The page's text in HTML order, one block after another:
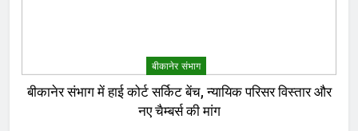
बीकानेर संभाग
बीकानेर संभाग में हाई कोर्ट सर्किट बेंच, न्यायिक परिसर विस्तार और
नए चैम्बर्स की मांग